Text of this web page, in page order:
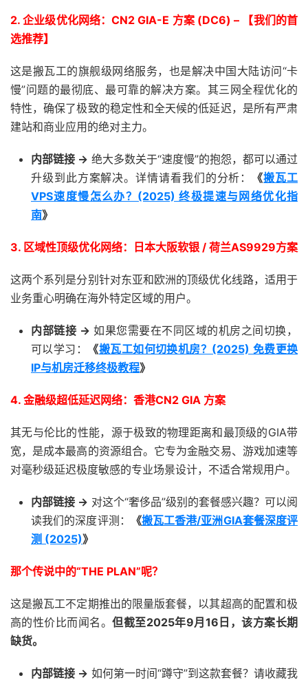
2. 企业级优化网络：CN2 GIA-E 方案 (DC6) – 【我们的首
选推荐】
这是搬瓦工的旗舰级网络服务，也是解决中国大陆访问“卡
慢”问题的最彻底、最可靠的解决方案。其三网全程优化的
特性，确保了极致的稳定性和全天候的低延迟，是所有严肃
建站和商业应用的绝对主力。
内部链接 -> 绝大多数关于“速度慢”的抱怨，都可以通过
升级到此方案解决。详情请看我们的分析：
《搬瓦工
VPS速度慢怎么办？(2025) 终极提速与网络优化指
南》
3. 区域性顶级优化网络：日本大阪软银 / 荷兰AS9929方案
这两个系列是分别针对东亚和欧洲的顶级优化线路，适用于
业务重心明确在海外特定区域的用户。
内部链接 -> 如果您需要在不同区域的机房之间切换，
可以学习：
《搬瓦工如何切换机房？(2025) 免费更换
IP与机房迁移终极教程》
4. 金融级超低延迟网络：香港CN2 GIA 方案
其无与伦比的性能，源于极致的物理距离和最顶级的GIA带
宽，是成本最高的资源组合。它专为金融交易、游戏加速等
对毫秒级延迟极度敏感的专业场景设计，不适合常规用户。
内部链接 -> 对这个“奢侈品”级别的套餐感兴趣？可以阅
读我们的深度评测：
《搬瓦工香港/亚洲GIA套餐深度评
测 (2025)》
那个传说中的“THE PLAN”呢？
这是搬瓦工不定期推出的限量版套餐，以其超高的配置和极
高的性价比而闻名。但截至2025年9月16日，该方案长期
缺货。
内部链接 -> 如何第一时间“蹲守”到这款套餐？请收藏我